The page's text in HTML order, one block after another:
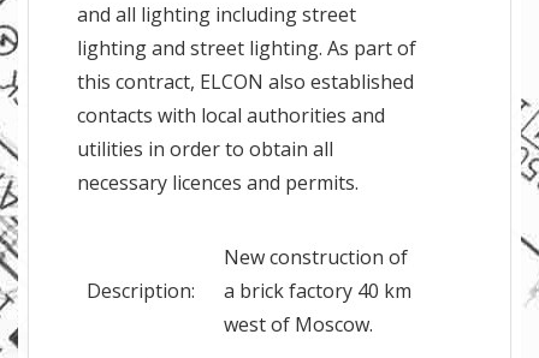
and all lighting including street
lighting and street lighting. As part of
this contract, ELCON also established
contacts with local authorities and
utilities in order to obtain all
necessary licences and permits.
Description:
New construction of
a brick factory 40 km
west of Moscow.